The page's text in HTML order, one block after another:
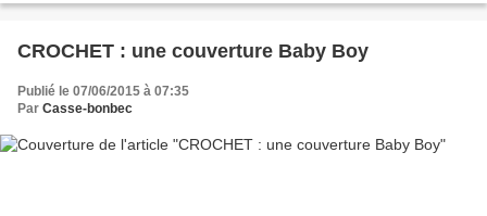
CROCHET : une couverture Baby Boy
Publié le 07/06/2015 à 07:35
Par Casse-bonbec